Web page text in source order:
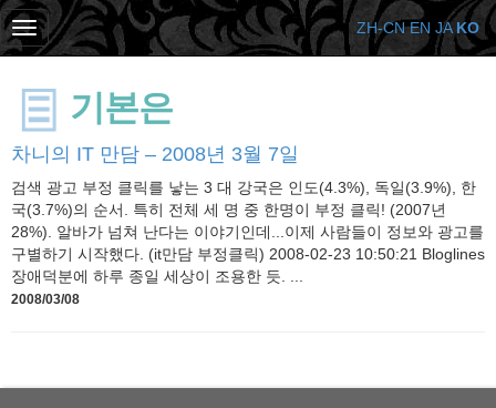
기본은
차니의 IT 만담 – 2008년 3월 7일
검색 광고 부정 클릭를 낳는 3 대 강국은 인도(4.3%), 독일(3.9%), 한
국(3.7%)의 순서. 특히 전체 세 명 중 한명이 부정 클릭! (2007년
28%). 알바가 넘쳐 난다는 이야기인데...이제 사람들이 정보와 광고를
구별하기 시작했다. (it만담 부정클릭) 2008-02-23 10:50:21 Bloglines
장애덕분에 하루 종일 세상이 조용한 듯. ...
2008/03/08
ZH-CN EN JA KO